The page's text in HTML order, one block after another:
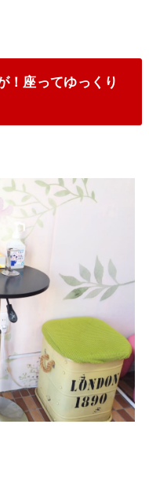
！座ってゆっくり